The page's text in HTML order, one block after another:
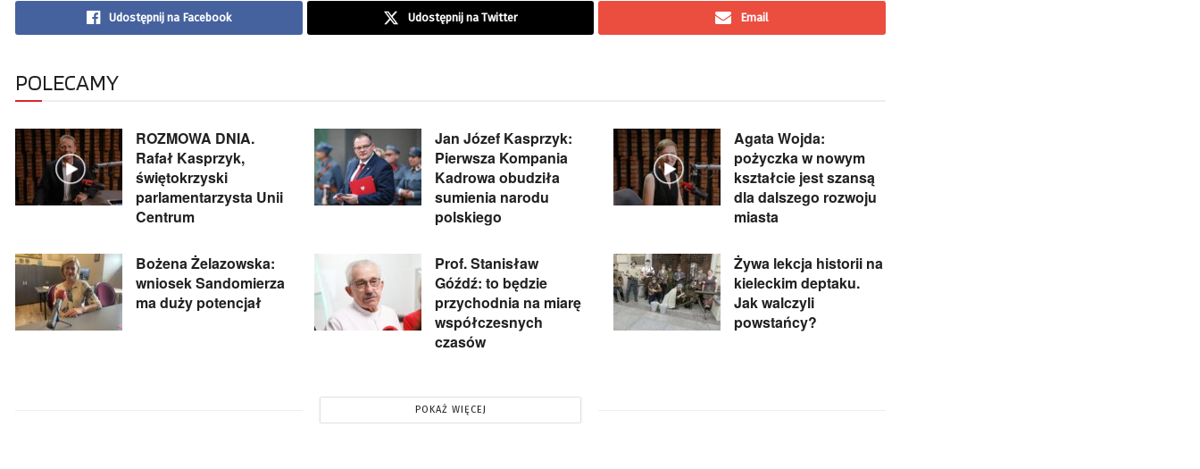
Udostępnij na Facebook Udostępnij na Twitter Email
POLECAMY
ROZMOWA DNIA.
Rafał Kasprzyk,
świętokrzyski
parlamentarzysta Unii
Centrum
Jan Józef Kasprzyk:
Pierwsza Kompania
Kadrowa obudziła
sumienia narodu
polskiego
Agata Wojda:
pożyczka w nowym
kształcie jest szansą
dla dalszego rozwoju
miasta
Bożena Żelazowska:
wniosek Sandomierza
ma duży potencjał
Prof. Stanisław
Góźdź: to będzie
przychodnia na miarę
współczesnych
czasów
Żywa lekcja historii na
kieleckim deptaku.
Jak walczyli
powstańcy?
POKAŻ WIĘCEJ